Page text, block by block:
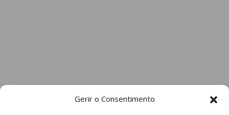
Gerir o Consentimento